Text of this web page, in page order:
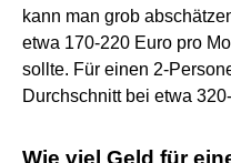
kann man grob
etwa 170-220 Euro pro
sollte. Für einen 2-
Durchschnitt bei etwa
Wie viel Geld für